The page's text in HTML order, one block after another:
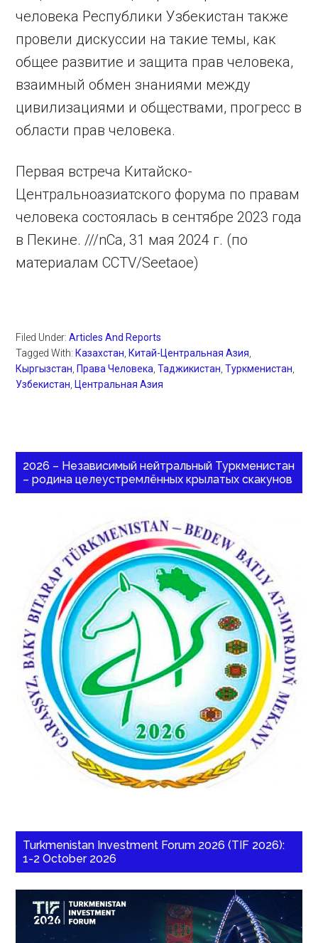
человека Республики Узбекистан также
провели дискуссии на такие темы, как
общее развитие и защита прав человека,
взаимный обмен знаниями между
цивилизациями и обществами, прогресс в
области прав человека.
Первая встреча Китайско-
Центральноазиатского форума по правам
человека состоялась в сентябре 2023 года
в Пекине. ///nCa, 31 мая 2024 г. (по
материалам CCTV/Seetaoe)
Filed Under:Articles And Reports
Tagged With:Казахстан ,Китай-Центральная Азия
Кыргызстан ,Права Человека ,Таджикистан ,Туркменистан
Узбекистан ,Центральная Азия
2026 – Независимый нейтральный Туркменистан
– родина целеустремлённых крылатых скакунов
Turkmenistan Investment Forum 2026 (TIF 2026):
1-2 October 2026